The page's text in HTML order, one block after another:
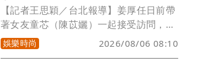
【記者王思穎／台北報導】姜厚任日前帶
著女友童芯（陳苡孋）一起接受訪問，他
強調兩人一起受訪，不是要公布男女關
係，有20年沒交女朋友的他，對男歡女愛
娛樂時尚 2026/08/06 08:10